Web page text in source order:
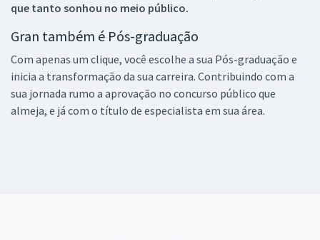
que tanto sonhou no meio público.
Gran também é Pós-graduação
Com apenas um clique, você escolhe a sua Pós-graduação e
inicia a transformação da sua carreira. Contribuindo com a
sua jornada rumo a aprovação no concurso público que
almeja, e já com o título de especialista em sua área.